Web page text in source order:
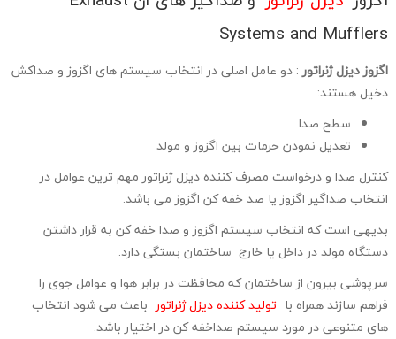
Systems and Mufflers
اگزوز دیزل ژنراتور: دو عامل اصلی در انتخاب سیستم های اگزوز و صداکش
دخیل هستند:
سطح صدا
تعدیل نمودن حرمات بین اگزوز و مولد
کنترل صدا و درخواست مصرف کننده دیزل ژنراتور مهم ترین عوامل در
انتخاب صداگیر اگزوز یا صد خفه کن اگزوز می باشد.
بدیهی است که انتخاب سیستم اگزوز و صدا خفه کن به قرار داشتن
دستگاه مولد در داخل یا خارج ساختمان بستگی دارد.
سرپوشی بیرون از ساختمان که محافظت در برابر هوا و عوامل جوی را
فراهم سازند همراه با تولید کننده دیزل ژنراتور باعث می شود انتخاب
های متنوعی در مورد سیستم صداخفه کن در اختیار باشد.